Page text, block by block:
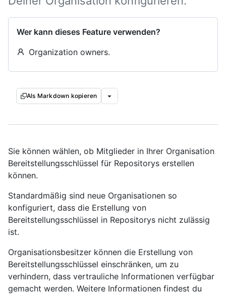
Wer kann dieses Feature verwenden?
Organization owners.
Als Markdown kopieren
Sie können wählen, ob Mitglieder in Ihrer Organisation
Bereitstellungsschlüssel für Repositorys erstellen
können.
Standardmäßig sind neue Organisationen so
konfiguriert, dass die Erstellung von
Bereitstellungsschlüssel in Repositorys nicht zulässig
ist.
Organisationsbesitzer können die Erstellung von
Bereitstellungsschlüssel einschränken, um zu
verhindern, dass vertrauliche Informationen verfügbar
gemacht werden. Weitere Informationen findest du